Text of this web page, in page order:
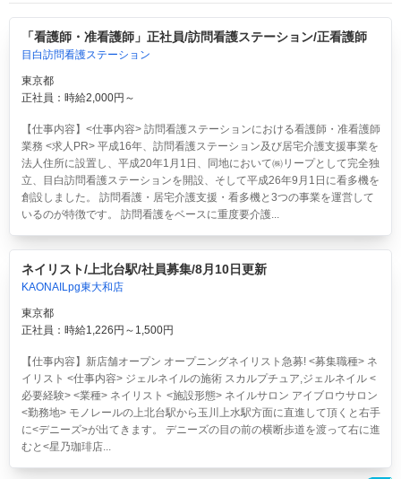
「看護師・准看護師」正社員/訪問看護ステーション/正看護師
目白訪問看護ステーション
東京都
正社員：時給2,000円～
【仕事内容】<仕事内容> 訪問看護ステーションにおける看護師・准看護師
業務 <求人PR> 平成16年、訪問看護ステーション及び居宅介護支援事業を
法人住所に設置し、平成20年1月1日、同地において㈱リープとして完全独
立、目白訪問看護ステーションを開設、そして平成26年9月1日に看多機を
創設しました。 訪問看護・居宅介護支援・看多機と3つの事業を運営して
いるのが特徴です。 訪問看護をベースに重度要介護...
ネイリスト/上北台駅/社員募集/8月10日更新
KAONAILpg東大和店
東京都
正社員：時給1,226円～1,500円
【仕事内容】新店舗オープン オープニングネイリスト急募! <募集職種> ネ
イリスト <仕事内容> ジェルネイルの施術 スカルプチュア,ジェルネイル <
必要経験> <業種> ネイリスト <施設形態> ネイルサロン アイブロウサロン
<勤務地> モノレールの上北台駅から玉川上水駅方面に直進して頂くと右手
に<デニーズ>が出てきます。 デニーズの目の前の横断歩道を渡って右に進
むと<星乃珈琲店...